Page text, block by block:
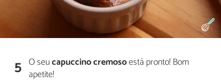
5 O seucapuccino cremosoestá pronto! Bom
apetite!